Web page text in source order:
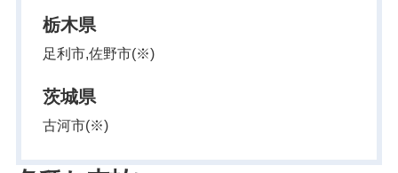
栃木県
足利市,佐野市(※)
茨城県
古河市(※)